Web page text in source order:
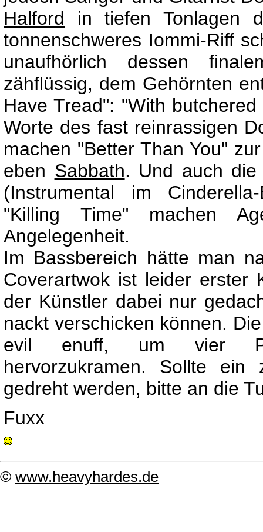
Halford in tiefen Tonlagen
tonnenschweres Iommi-Riff
unaufhörlich dessen
zähflüssig, dem Gehörnten
Have Tread": "With
Worte des fast reinrassigen
machen "Better Than You"
eben Sabbath. Und auch die
(Instrumental im
"Killing Time" machen
Angelegenheit.
Im Bassbereich hätte man
Coverartwok ist leider erster
der Künstler dabei nur
nackt verschicken können.
evil enuff, um vier
hervorzukramen. Sollte
gedreht werden, bitte an die
Fuxx
© www.heavyhardes.de